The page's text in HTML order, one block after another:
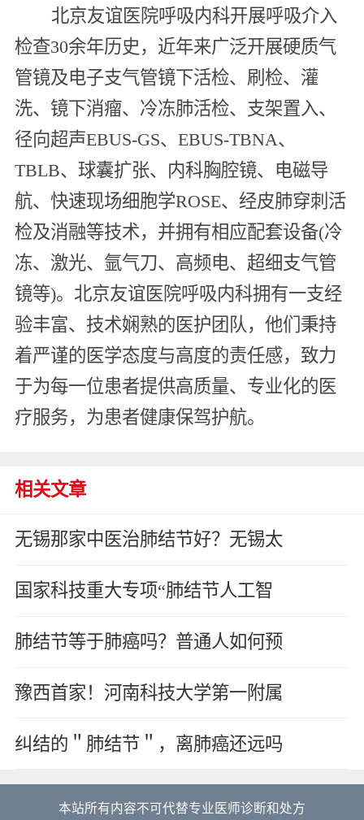
北京友谊医院呼吸内科开展呼吸介入
检查30余年历史，近年来广泛开展硬质气
管镜及电子支气管镜下活检、刷检、灌
洗、镜下消瘤、冷冻肺活检、支架置入、
径向超声EBUS-GS、EBUS-TBNA、
TBLB、球囊扩张、内科胸腔镜、电磁导
航、快速现场细胞学ROSE、经皮肺穿刺活
检及消融等技术，并拥有相应配套设备(冷
冻、激光、氩气刀、高频电、超细支气管
镜等)。北京友谊医院呼吸内科拥有一支经
验丰富、技术娴熟的医护团队，他们秉持
着严谨的医学态度与高度的责任感，致力
于为每一位患者提供高质量、专业化的医
疗服务，为患者健康保驾护航。
相关文章
无锡那家中医治肺结节好？无锡太
国家科技重大专项“肺结节人工智
肺结节等于肺癌吗？普通人如何预
豫西首家！河南科技大学第一附属
纠结的＂肺结节＂，离肺癌还远吗
本站所有内容不可代替专业医师诊断和处方